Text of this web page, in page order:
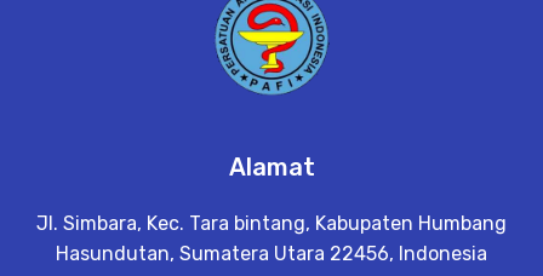
Alamat
Jl. Simbara, Kec. Tara bintang, Kabupaten Humbang
Hasundutan, Sumatera Utara 22456, Indonesia